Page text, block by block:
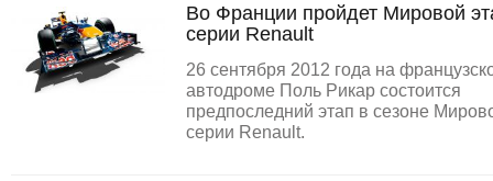
Во Франции пройдет Мировой
серии Renault
26 сентября 2012 года на
автодроме Поль Рикар состоится
предпоследний этап в сезоне
серии Renault.